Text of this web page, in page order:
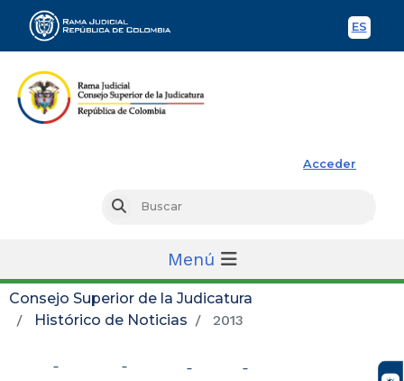
ES
Acceder
Buscar
Menú
Consejo Superior de la Judicatura
Histórico de Noticias
2013